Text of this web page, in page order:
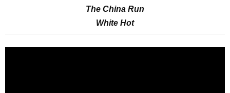
The China Run
White Hot